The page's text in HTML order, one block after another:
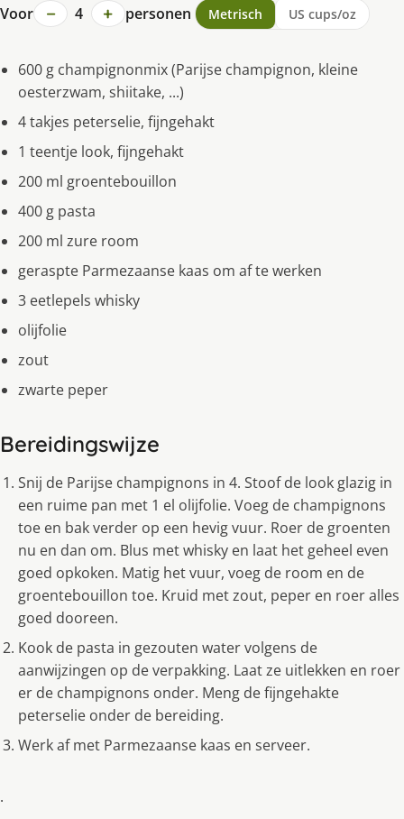
Voor − 4 + personen Metrisch US cups/oz
600 g champignonmix (Parijse champignon, kleine
oesterzwam, shiitake, ...)
4 takjes peterselie, fijngehakt
1 teentje look, fijngehakt
200 ml groentebouillon
400 g pasta
200 ml zure room
geraspte Parmezaanse kaas om af te werken
3 eetlepels whisky
olijfolie
zout
zwarte peper
Bereidingswijze
Snij de Parijse champignons in 4. Stoof de look glazig in
een ruime pan met 1 el olijfolie. Voeg de champignons
toe en bak verder op een hevig vuur. Roer de groenten
nu en dan om. Blus met whisky en laat het geheel even
goed opkoken. Matig het vuur, voeg de room en de
groentebouillon toe. Kruid met zout, peper en roer alles
goed dooreen.
Kook de pasta in gezouten water volgens de
aanwijzingen op de verpakking. Laat ze uitlekken en roer
er de champignons onder. Meng de fijngehakte
peterselie onder de bereiding.
Werk af met Parmezaanse kaas en serveer.
.